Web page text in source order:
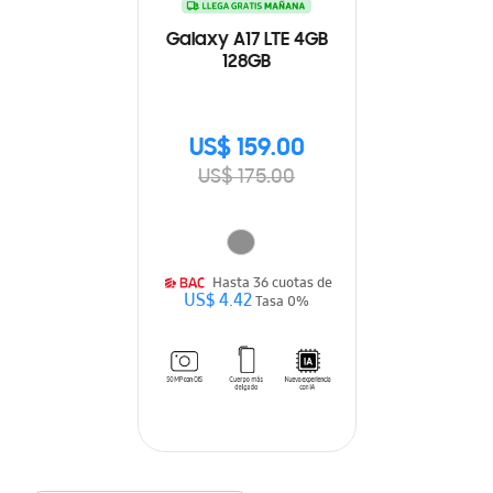
Galaxy A17 LTE 4GB
128GB
US$ 159.00
US$ 175.00
Hasta 36 cuotas de
US$ 4.42Tasa 0%